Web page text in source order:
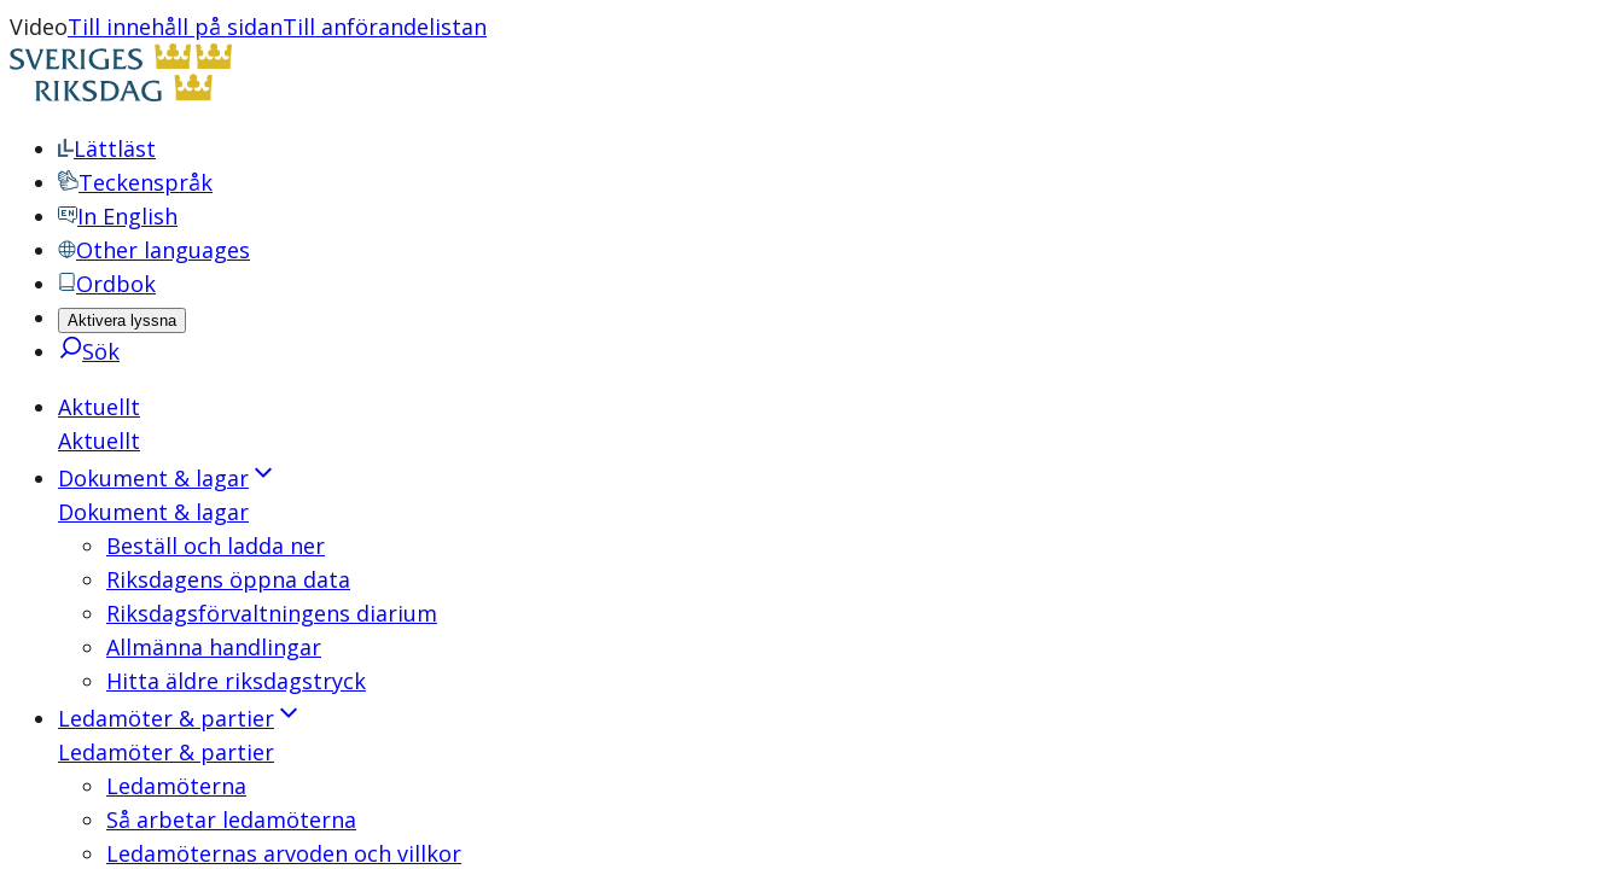
VideoTill innehåll på sidanTill anförandelistan
Lättläst
Teckenspråk
In English
Other languages
Ordbok
Aktivera lyssna
Sök
Aktuellt
Aktuellt
Dokument & lagar
Dokument & lagar
Beställ och ladda ner
Riksdagens öppna data
Riksdagsförvaltningens diarium
Allmänna handlingar
Hitta äldre riksdagstryck
Ledamöter & partier
Ledamöter & partier
Ledamöterna
Så arbetar ledamöterna
Ledamöternas arvoden och villkor